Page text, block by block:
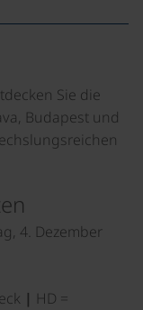
Sie die
Budapest und
4. Dezember
| HD =